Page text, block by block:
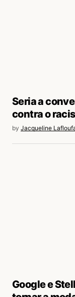
Seria a
contra o
by Jacqueline
Google e